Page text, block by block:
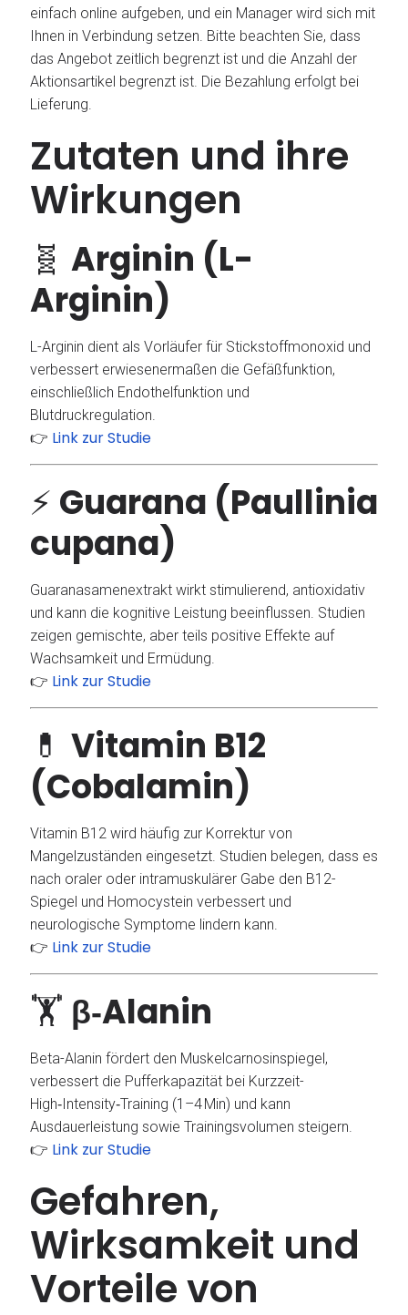
einfach online aufgeben, und ein Manager wird sich mit
Ihnen in Verbindung setzen. Bitte beachten Sie, dass
das Angebot zeitlich begrenzt ist und die Anzahl der
Aktionsartikel begrenzt ist. Die Bezahlung erfolgt bei
Lieferung.
Zutaten und ihre
Wirkungen
🧬 Arginin (L-
Arginin)
L-Arginin dient als Vorläufer für Stickstoffmonoxid und
verbessert erwiesenermaßen die Gefäßfunktion,
einschließlich Endothelfunktion und
Blutdruckregulation.
👉 Link zur Studie
⚡ Guarana (Paullinia
cupana)
Guaranasamenextrakt wirkt stimulierend, antioxidativ
und kann die kognitive Leistung beeinflussen. Studien
zeigen gemischte, aber teils positive Effekte auf
Wachsamkeit und Ermüdung.
👉 Link zur Studie
💊 Vitamin B12
(Cobalamin)
Vitamin B12 wird häufig zur Korrektur von
Mangelzuständen eingesetzt. Studien belegen, dass es
nach oraler oder intramuskulärer Gabe den B12-
Spiegel und Homocystein verbessert und
neurologische Symptome lindern kann.
👉 Link zur Studie
🏋️ β‑Alanin
Beta-Alanin fördert den Muskelcarnosinspiegel,
verbessert die Pufferkapazität bei Kurzzeit-
High‑Intensity‑Training (1–4 Min) und kann
Ausdauerleistung sowie Trainingsvolumen steigern.
👉 Link zur Studie
Gefahren,
Wirksamkeit und
Vorteile von